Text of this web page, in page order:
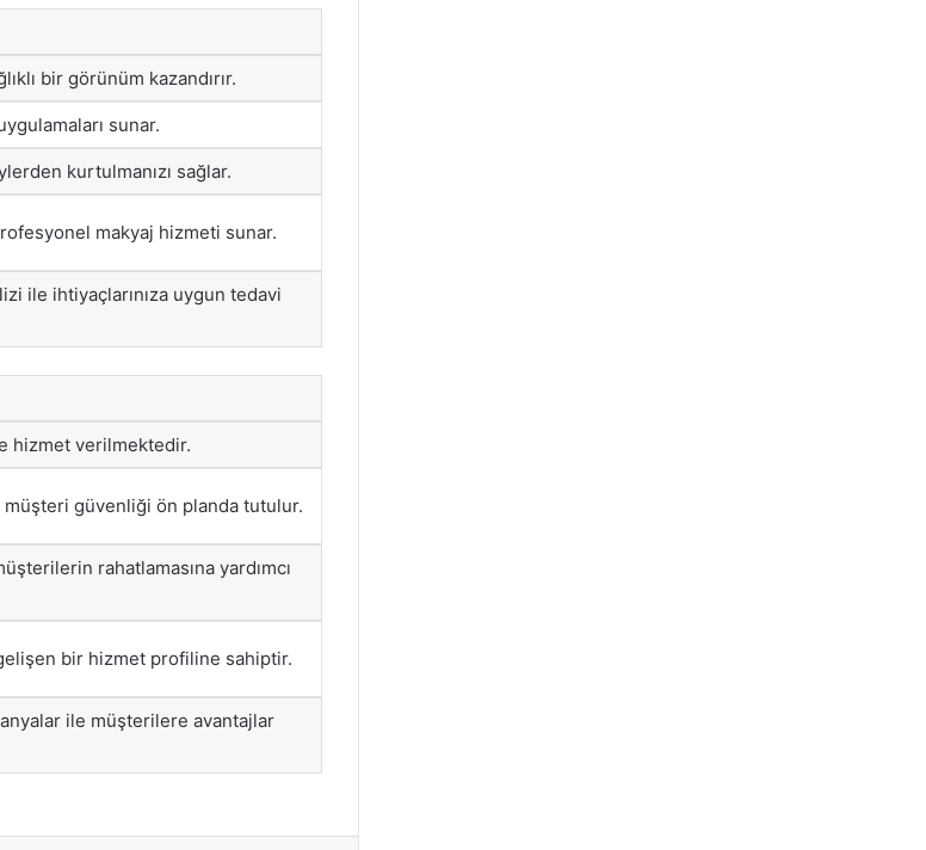
bir görünüm kazandırır.
sunar.
kurtulmanızı sağlar.
makyaj hizmeti sunar.
ile ihtiyaçlarınıza uygun tedavi
hizmet verilmektedir.
müşteri güvenliği ön planda tutulur.
rahatlamasına yardımcı
bir hizmet profiline sahiptir.
ile müşterilere avantajlar